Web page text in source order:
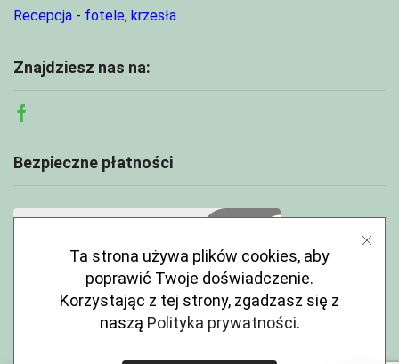
Recepcja - fotele, krzesła
Znajdziesz nas na:
Facebook
Bezpieczne płatności
Ta strona używa plików cookies, aby
poprawić Twoje doświadczenie.
Korzystając z tej strony, zgadzasz się z
naszą Polityka prywatności.